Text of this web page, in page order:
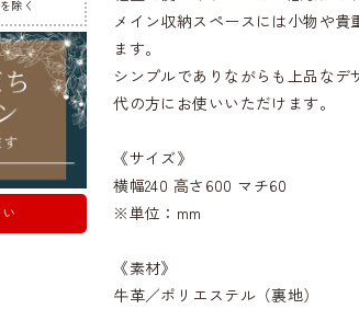
除く
メイン収納スペースには小物や
ます。
シンプルでありながらも上品な
代の方にお使いいただけます。
《サイズ》
横幅240 高さ600 マチ60
※単位：mm
《素材》
牛革／ポリエステル（裏地）